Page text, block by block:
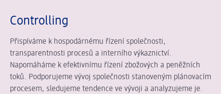
Controlling
Přispíváme k hospodárnému řízení společnosti,
transparentnosti procesů a interního výkaznictví.
Napomáháme k efektivnímu řízení zbožových a peněžních
toků. Podporujeme vývoj společnosti stanoveným plánovacím
procesem, sledujeme tendence ve vývoji a analyzujeme je.